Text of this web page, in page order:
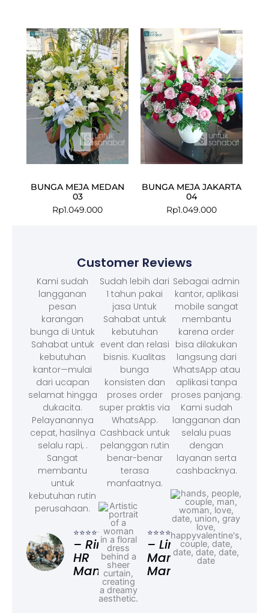
BUNGA MEJA MEDAN
03
Rp1.049.000
BUNGA MEJA JAKARTA
04
Rp1.049.000
Customer Reviews
Kami sudah
langganan
pesan
karangan
bunga di Untuk
Sahabat untuk
kebutuhan
kantor—mulai
dari ucapan
selamat hingga
dukacita.
Pelayanannya
cepat, hasilnya
selalu rapi, .
Sangat
membantu
untuk
kebutuhan rutin
perusahaan.
⭐⭐⭐⭐⭐
– Rina,
HR
Manager
Sudah lebih dari
1 tahun pakai
jasa Untuk
Sahabat untuk
kebutuhan
event dan relasi
bisnis. Kualitas
bunga
konsisten dan
proses order
super praktis via
WhatsApp.
Cashback untuk
pelanggan rutin
benar-benar
terasa
manfaatnya.
⭐⭐⭐⭐⭐
– Linda,
Marketing
Manager
Sebagai admin
kantor, aplikasi
mobile sangat
membantu
karena order
bisa dilakukan
langsung dari
WhatsApp atau
aplikasi tanpa
proses panjang.
Kami sudah
langganan dan
selalu puas
dengan
layanan serta
cashbacknya.